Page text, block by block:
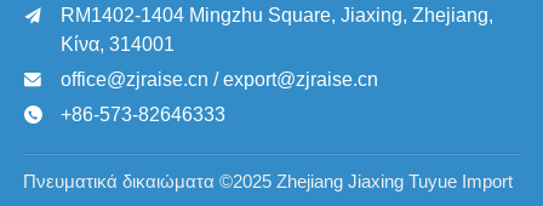

RM1402-1404 Mingzhu Square, Jiaxing, Zhejiang,
Κίνα, 314001
 office@zjraise.cn / export@zjraise.cn
 +86-573-82646333
Πνευματικά δικαιώματα ©2025 Zhejiang Jiaxing Tuyue Import